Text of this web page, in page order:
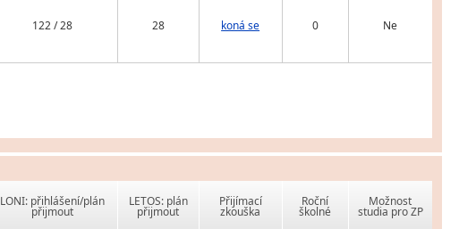
122 / 28 28 koná se 0 Ne
LONI: přihlášení/plán
přijmout
LETOS: plán
přijmout
Přijímací
zkouška
Roční
školné
Možnost
studia pro ZP